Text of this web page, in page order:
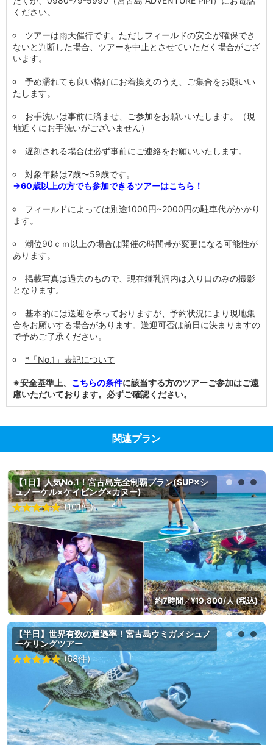
ください。
ツアーは雨天催行です。ただしフィールドの安全が確保でき
ないと判断した場合、ツアーを中止とさせていただく場合がござ
います。
予め濡れても良い格好にお着換えのうえ、ご集合をお願いい
たします。
お手洗いは事前に済ませ、ご参加をお願いいたします。（現
地近くにお手洗いがございません）
遅刻される場合は必ず事前にご連絡をお願いいたします。
対象年齢は7歳〜59歳です。
→60歳以上の方でも参加できるツアーはこちら！
フィールドによっては別途1000円~2000円の駐車代がかかり
ます。
潮位90ｃｍ以上の場合は開催の時間帯が変更になる可能性が
あります。
掲載写真は過去のもので、現在鍾乳洞内は入り口のみの撮影
となります。
基本的には送迎を承っておりますが、予約状況により現地集
合をお願いする場合があります。送迎可否は前日に決まりますの
で予めご了承ください。
*「No.1」表記について
※安全基準上、 こちらの条件に該当する方のツアーご参加はご遠
慮いただいております。必ずご確認ください。
関連プラン
【1日】人気No.1！宮古島完全制覇プラン(SUP×シ
ュノーケル×ケイビング×カヌー)
(101件)
約7時間／¥19,800/人 (税込)
【半日】世界有数の遭遇率！宮古島ウミガメシュノ
ーケリングツアー
(68件)